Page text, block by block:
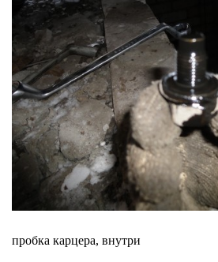
пробка карцера, внутри